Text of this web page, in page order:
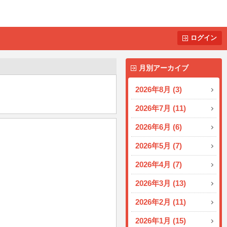
ログイン
月別アーカイブ
2026年8月 (3)
2026年7月 (11)
2026年6月 (6)
2026年5月 (7)
2026年4月 (7)
2026年3月 (13)
2026年2月 (11)
2026年1月 (15)